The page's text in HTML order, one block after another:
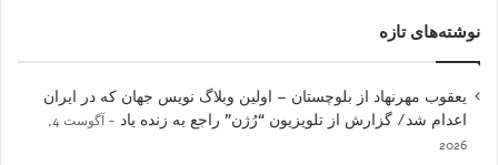
نوشته‌های تازه
یعقوب مهرنهاد از بلوچستان – اولین وبلاگ نویس جهان که در ایران
اعدام شد/ گزارش از تلویزیون “رُژن” راجع به زنده یاد
آگوست 4,
2026